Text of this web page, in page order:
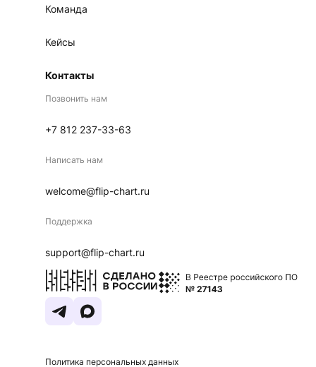
Команда
Кейсы
Контакты
Позвонить нам
+7 812 237-33-63
Написать нам
welcome@flip-chart.ru
Поддержка
support@flip-chart.ru
Политика персональных данных